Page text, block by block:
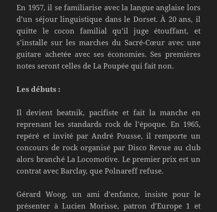
En 1957, il se familiarise avec la langue anglaise lors
d’un séjour linguistique dans le Dorset. À 20 ans, il
quitte le cocon familial qu’il juge étouffant, et
s’installe sur les marches du Sacré-Cœur avec une
guitare achetée avec ses économies. Ses premières
notes seront celles de La Poupée qui fait non.
Les débuts :
Il devient beatnik, pacifiste et fait la manche en
reprenant les standards rock de l’époque. En 1965,
repéré et invité par André Pousse, il remporte un
concours de rock organisé par Disco Revue au club
alors branché La Locomotive. Le premier prix est un
contrat avec Barclay, que Polnareff refuse.
Gérard Woog, un ami d’enfance, insiste pour le
présenter à Lucien Morisse, patron d’Europe 1 et